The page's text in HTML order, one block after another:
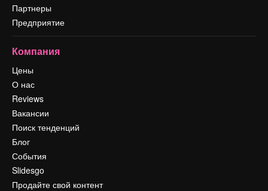
Партнеры
Предприятие
Компания
Цены
О нас
Reviews
Вакансии
Поиск тенденций
Блог
События
Slidesgo
Продайте свой контент